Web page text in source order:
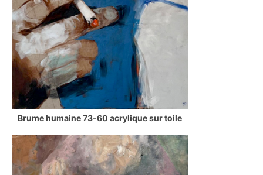
Brume humaine 73-60 acrylique sur toile